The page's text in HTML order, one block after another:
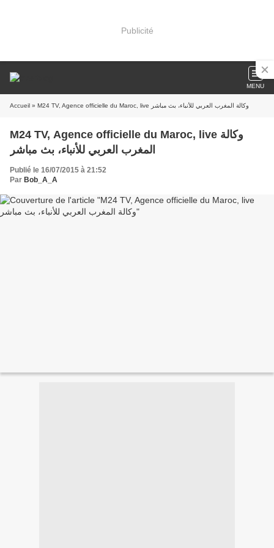
Publicité
MENU
Accueil » M24 TV, Agence officielle du Maroc, live وكالة المغرب العربي للأنباء، بث مباشر
M24 TV, Agence officielle du Maroc, live وكالة
المغرب العربي للأنباء، بث مباشر
Publié le 16/07/2015 à 21:52
Par Bob_A_A